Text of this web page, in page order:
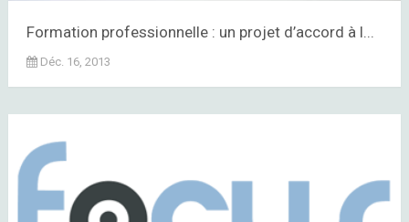
Formation professionnelle : un projet d’accord à l...
Déc. 16, 2013